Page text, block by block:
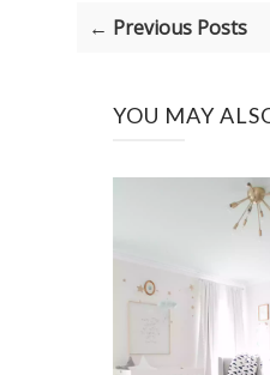
← Previous Posts
YOU MAY